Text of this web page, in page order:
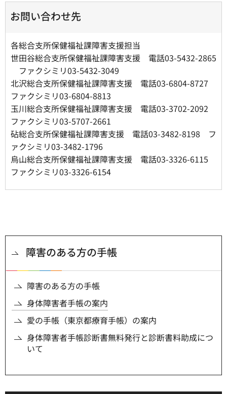
お問い合わせ先
各総合支所保健福祉課障害支援担当
世田谷総合支所保健福祉課障害支援 電話03-5432-2865
ファクシミリ03-5432-3049
北沢総合支所保健福祉課障害支援 電話03-6804-8727
ファクシミリ03-6804-8813
玉川総合支所保健福祉課障害支援 電話03-3702-2092
ファクシミリ03-5707-2661
砧総合支所保健福祉課障害支援 電話03-3482-8198 フ
ァクシミリ03-3482-1796
烏山総合支所保健福祉課障害支援 電話03-3326-6115
ファクシミリ03-3326-6154
障害のある方の手帳
障害のある方の手帳
身体障害者手帳の案内
愛の手帳（東京都療育手帳）の案内
身体障害者手帳診断書無料発行と診断書料助成につ
いて